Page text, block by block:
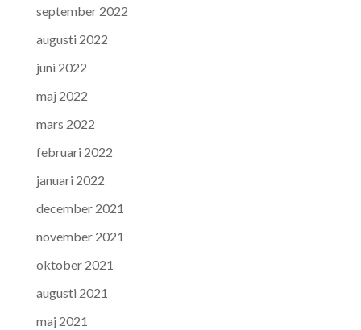
september 2022
augusti 2022
juni 2022
maj 2022
mars 2022
februari 2022
januari 2022
december 2021
november 2021
oktober 2021
augusti 2021
maj 2021